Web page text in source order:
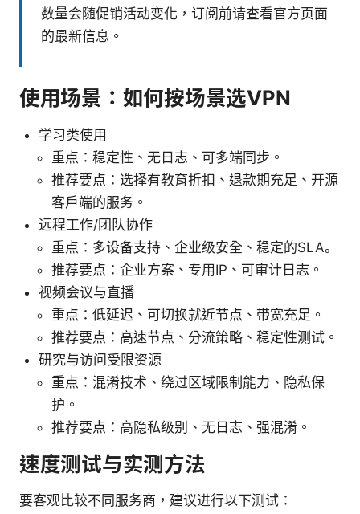
数量会随促销活动变化，订阅前请查看官方页面
的最新信息。
使用场景：如何按场景选VPN
学习类使用
重点：稳定性、无日志、可多端同步。
推荐要点：选择有教育折扣、退款期充足、开源
客户端的服务。
远程工作/团队协作
重点：多设备支持、企业级安全、稳定的SLA。
推荐要点：企业方案、专用IP、可审计日志。
视频会议与直播
重点：低延迟、可切换就近节点、带宽充足。
推荐要点：高速节点、分流策略、稳定性测试。
研究与访问受限资源
重点：混淆技术、绕过区域限制能力、隐私保
护。
推荐要点：高隐私级别、无日志、强混淆。
速度测试与实测方法
要客观比较不同服务商，建议进行以下测试：